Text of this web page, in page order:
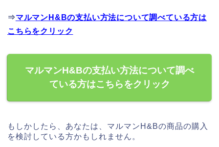
⇒マルマンH&Bの支払い方法について調べている方は
こちらをクリック
マルマンH&Bの支払い方法について調べ
ている方はこちらをクリック
もしかしたら、あなたは、マルマンH&Bの商品の購入
を検討している方かもしれません。